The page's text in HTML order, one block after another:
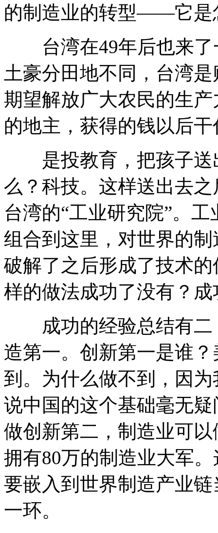
的制造业的转型——它是
台湾在49年后也来了
土豪分田地不同，台湾
期望解放广大农民的生
的地主，获得的钱以后干
是投教育，把孩子送
么？科技。这样送出去
台湾的“工业研究院”。
组合到这里，对世界的
破解了之后形成了技术
样的做法成功了没有？成
成功的经验总结有二
造第一。创新第一是谁
到。为什么做不到，因
说中国的这个基础毫无
做创新第二，制造业可
拥有80万的制造业大军
要嵌入到世界制造产业
一环。